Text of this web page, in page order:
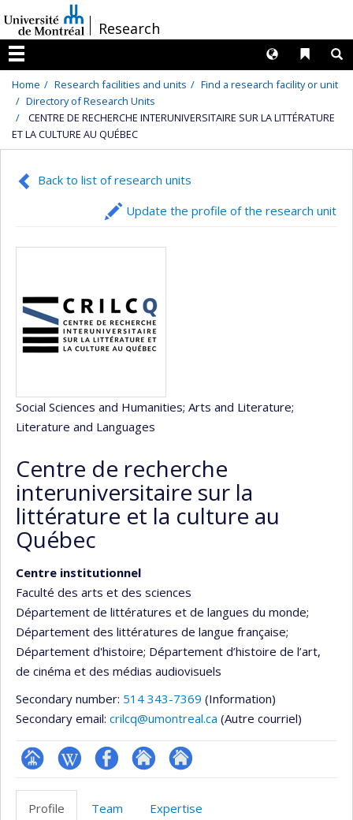
au
contenu
/Research
Menu
Liens
Langues
Home Research facilities and units
Find a research facility or unit
Directory of Research Units
CENTRE DE RECHERCHE INTERUNIVERSITAIRE SUR LA LITTÉRATURE
ET LA CULTURE AU QUÉBEC
Back to list of research units
Update the profile of the research unit
Social Sciences and Humanities; Arts and Literature;
Literature and Languages
Centre de recherche
interuniversitaire sur la
littérature et la culture au
Québec
Centre institutionnel
Faculté des arts et des sciences
Département de littératures et de langues du monde;
Département des littératures de langue française;
Département d'histoire; Département d’histoire de l’art,
de cinéma et des médias audiovisuels
Secondary number: 514 343-7369 (Information)
Secondary email: crilcq@umontreal.ca (Autre courriel)
Page
Facultaire
Wiki
Profil Autre Autre
Profile Team Expertise